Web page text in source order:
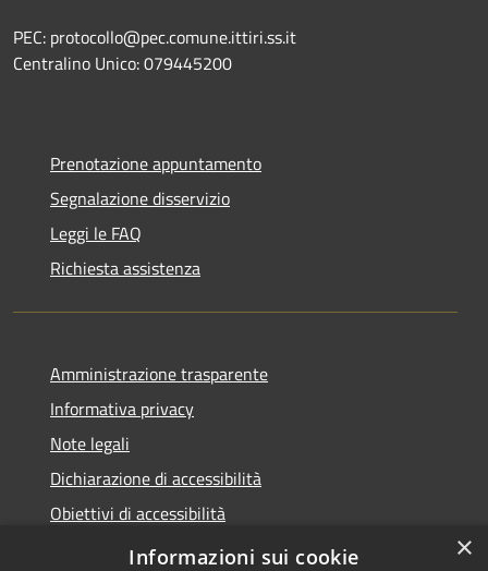
PEC: protocollo@pec.comune.ittiri.ss.it
Centralino Unico: 079445200
Prenotazione appuntamento
Segnalazione disservizio
Leggi le FAQ
Richiesta assistenza
Amministrazione trasparente
Informativa privacy
Note legali
Dichiarazione di accessibilità
Obiettivi di accessibilità
Storico Deliberazioni
×
Informazioni sui cookie